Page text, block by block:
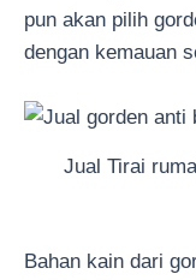
pun akan pilih
dengan kemauan
Jual Tirai
Bahan kain dari